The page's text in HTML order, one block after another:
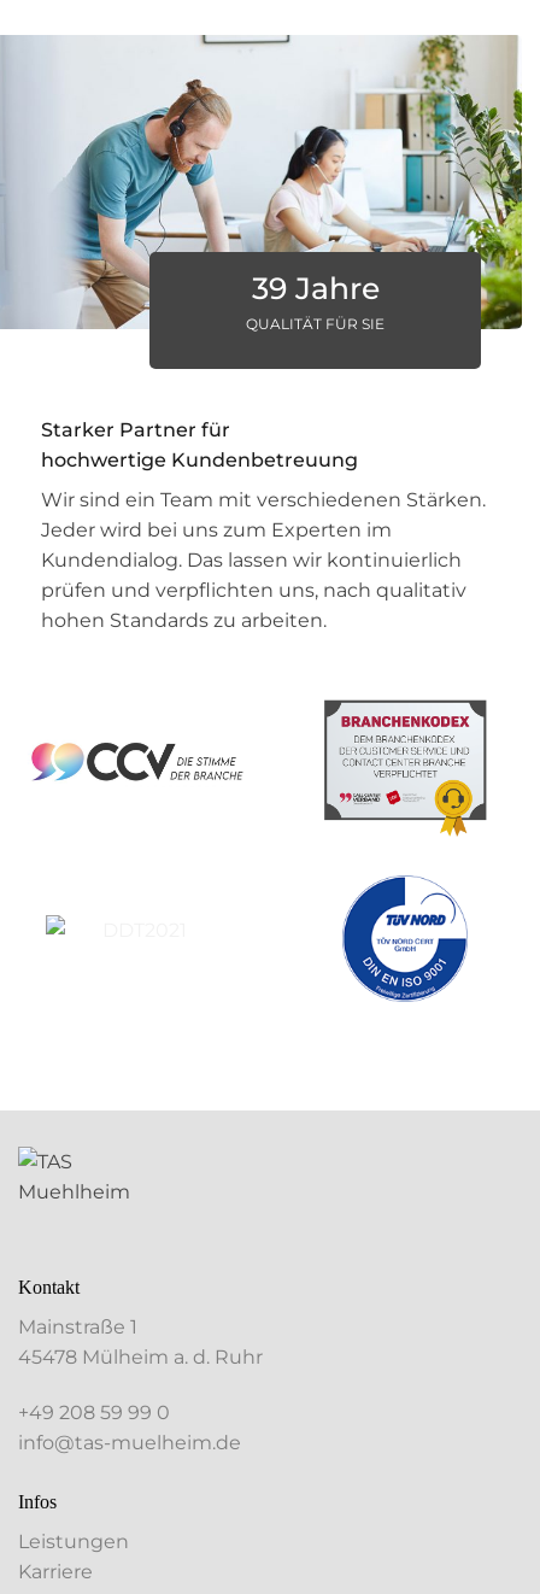
39 Jahre
QUALITÄT FÜR SIE
Starker Partner für
hochwertige Kundenbetreuung
Wir sind ein Team mit verschiedenen Stärken.
Jeder wird bei uns zum Experten im
Kundendialog. Das lassen wir kontinuierlich
prüfen und verpflichten uns, nach qualitativ
hohen Standards zu arbeiten.
Kontakt
Mainstraße 1
45478 Mülheim a. d. Ruhr
+49 208 59 99 0
info@tas-muelheim.de
Infos
Leistungen
Karriere